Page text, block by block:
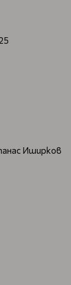
Иширков